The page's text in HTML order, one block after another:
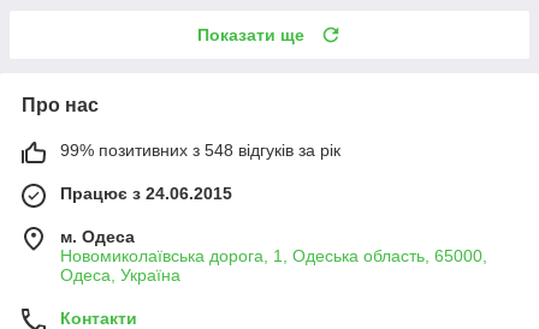
Показати ще
Про нас
99% позитивних з 548 відгуків за рік
Працює з 24.06.2015
м. Одеса
Новомиколаївська дорога, 1, Одеська область, 65000,
Одеса, Україна
Контакти